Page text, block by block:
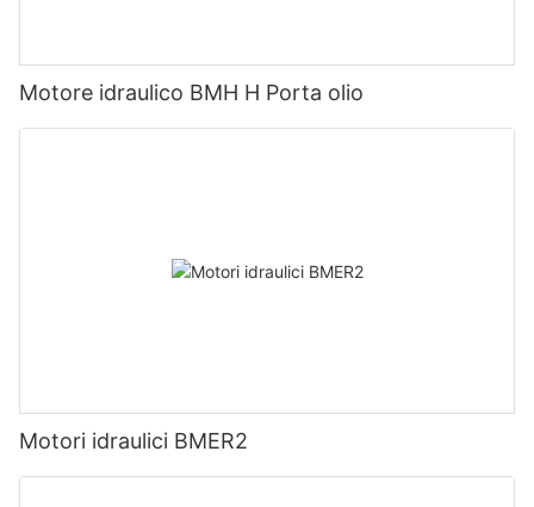
Motore idraulico BMH H Porta olio
Motori idraulici BMER2